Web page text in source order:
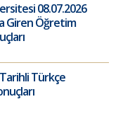
08.07.2026
Giren Öğretim
Türkçe